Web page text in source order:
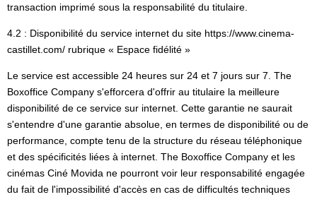
transaction imprimé sous la responsabilité du titulaire.
4.2 : Disponibilité du service internet du site https://www.cinema-
castillet.com/ rubrique « Espace fidélité »
Le service est accessible 24 heures sur 24 et 7 jours sur 7. The
Boxoffice Company s'efforcera d'offrir au titulaire la meilleure
disponibilité de ce service sur internet. Cette garantie ne saurait
s'entendre d'une garantie absolue, en termes de disponibilité ou de
performance, compte tenu de la structure du réseau téléphonique
et des spécificités liées à internet. The Boxoffice Company et les
cinémas Ciné Movida ne pourront voir leur responsabilité engagée
du fait de l'impossibilité d'accès en cas de difficultés techniques